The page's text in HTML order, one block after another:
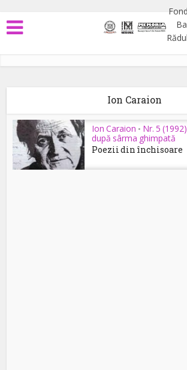
Ion Caraion
Ion Caraion • Nr. 5 (1992)
după sârma ghimpată
Poezii din închisoare